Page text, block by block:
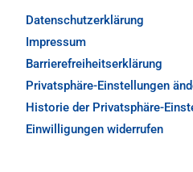
Datenschutzerklärung
Impressum
Barrierefreiheitserklärung
Privatsphäre-Einstellungen
Historie der Privatsphäre-
Einwilligungen widerrufen